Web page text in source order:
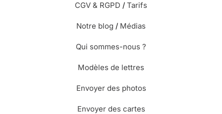
CGV & RGPD / Tarifs
Notre blog / Médias
Qui sommes-nous ?
Modèles de lettres
Envoyer des photos
Envoyer des cartes